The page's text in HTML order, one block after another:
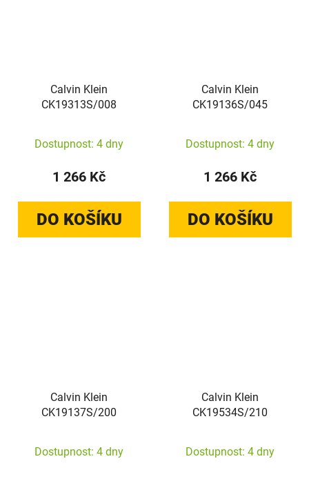
Calvin Klein
CK19313S/008
Dostupnost: 4 dny
1 266 Kč
DO KOŠÍKU
Calvin Klein
CK19136S/045
Dostupnost: 4 dny
1 266 Kč
DO KOŠÍKU
Calvin Klein
CK19137S/200
Dostupnost: 4 dny
Calvin Klein
CK19534S/210
Dostupnost: 4 dny